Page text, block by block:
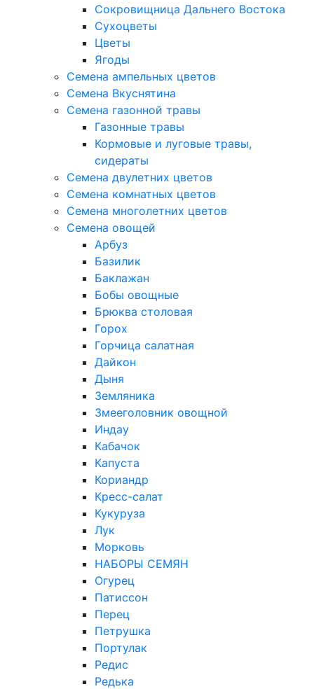
Сокровищница Дальнего Востока
Сухоцветы
Цветы
Ягоды
Семена ампельных цветов
Семена Вкуснятина
Семена газонной травы
Газонные травы
Кормовые и луговые травы,
сидераты
Семена двулетних цветов
Семена комнатных цветов
Семена многолетних цветов
Семена овощей
Арбуз
Базилик
Баклажан
Бобы овощные
Брюква столовая
Горох
Горчица салатная
Дайкон
Дыня
Земляника
Змееголовник овощной
Индау
Кабачок
Капуста
Кориандр
Кресс-салат
Кукуруза
Лук
Морковь
НАБОРЫ СЕМЯН
Огурец
Патиссон
Перец
Петрушка
Портулак
Редис
Редька